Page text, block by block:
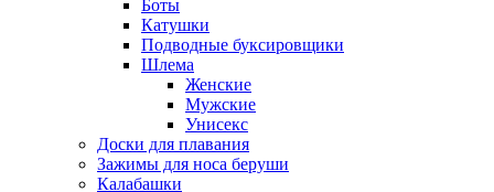
Боты
Катушки
Подводные буксировщики
Шлема
Женские
Мужские
Унисекс
Доски для плавания
Зажимы для носа беруши
Калабашки